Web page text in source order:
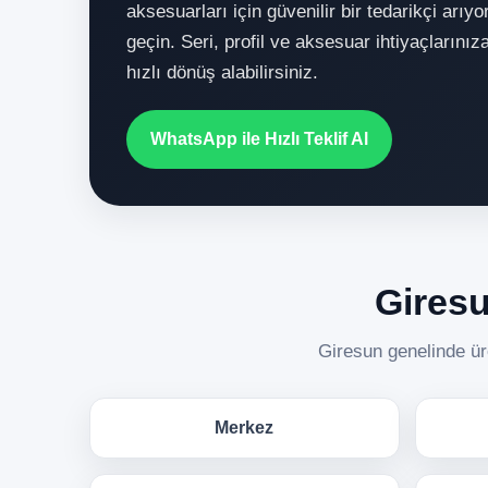
aksesuarları için güvenilir bir tedarikçi
geçin. Seri, profil ve aksesuar
hızlı dönüş alabilirsiniz.
WhatsApp ile Hızlı Teklif Al
Giresun genelinde
Merkez